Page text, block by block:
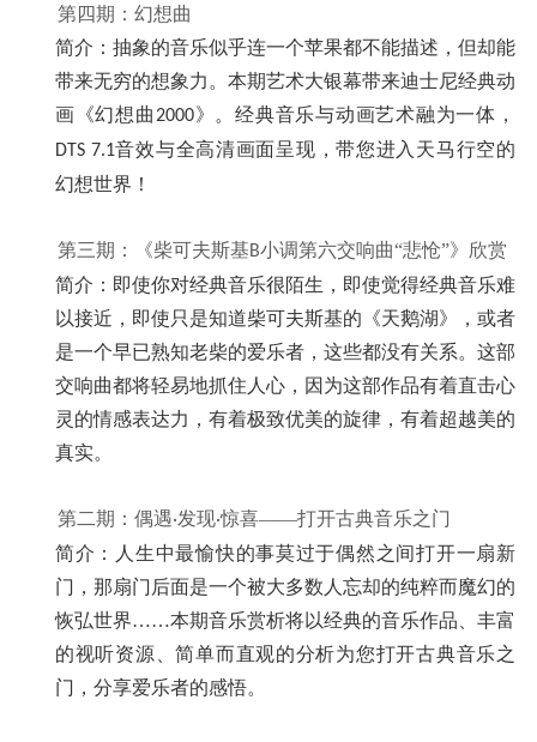
第四期：幻想曲
简介：抽象的音乐似乎连一个苹果都不能描述，但却能
带来无穷的想象力。本期艺术大银幕带来迪士尼经典动
画《幻想曲2000》。经典音乐与动画艺术融为一体，
DTS 7.1音效与全高清画面呈现，带您进入天马行空的
幻想世界！
第三期：《柴可夫斯基B小调第六交响曲“悲怆”》欣赏
简介：即使你对经典音乐很陌生，即使觉得经典音乐难
以接近，即使只是知道柴可夫斯基的《天鹅湖》，或者
是一个早已熟知老柴的爱乐者，这些都没有关系。这部
交响曲都将轻易地抓住人心，因为这部作品有着直击心
灵的情感表达力，有着极致优美的旋律，有着超越美的
真实。
第二期：偶遇·发现·惊喜——打开古典音乐之门
简介：人生中最愉快的事莫过于偶然之间打开一扇新
门，那扇门后面是一个被大多数人忘却的纯粹而魔幻的
恢弘世界……本期音乐赏析将以经典的音乐作品、丰富
的视听资源、简单而直观的分析为您打开古典音乐之
门，分享爱乐者的感悟。